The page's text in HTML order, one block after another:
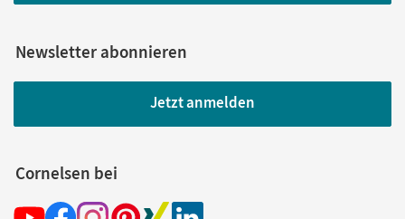
Newsletter abonnieren
Jetzt anmelden
Cornelsen bei